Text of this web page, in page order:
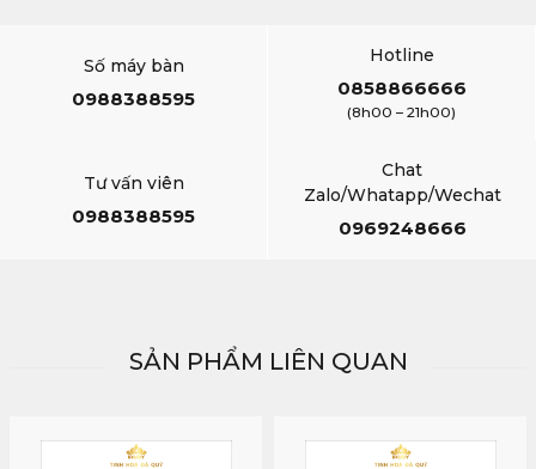
Số máy bàn
0988388595
Hotline
0858866666
(8h00 – 21h00)
Tư vấn viên
0988388595
Chat
Zalo/Whatapp/Wechat
0969248666
SẢN PHẨM LIÊN QUAN